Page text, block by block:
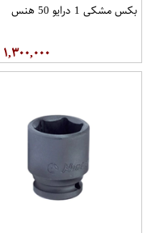
بکس مشکی 1 درایو 50 هنس
۱,۳۰۰,۰۰۰